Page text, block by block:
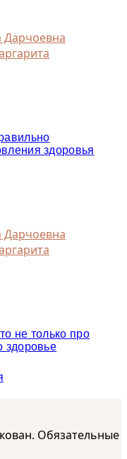
здоровья
не только про
здоровье
Обязательные